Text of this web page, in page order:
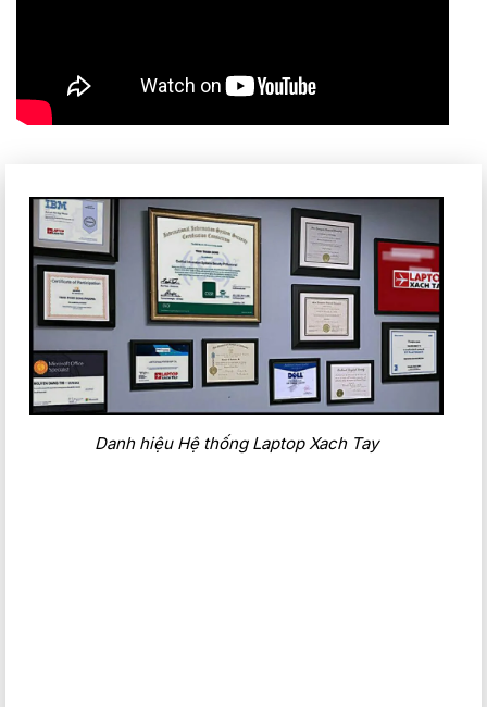
năng hiển thị lên tới 92% cả 4 góc giúp góc nhìn được mở
rộng hơn rất nhiều. Nếu bạn yêu thích trải nghiệm giải trí và
làm việc thì đây là lựa chọn tuyệt vời. Bên cạnh đó, Dell
Danh hiệu Hệ thống Laptop Xach Tay